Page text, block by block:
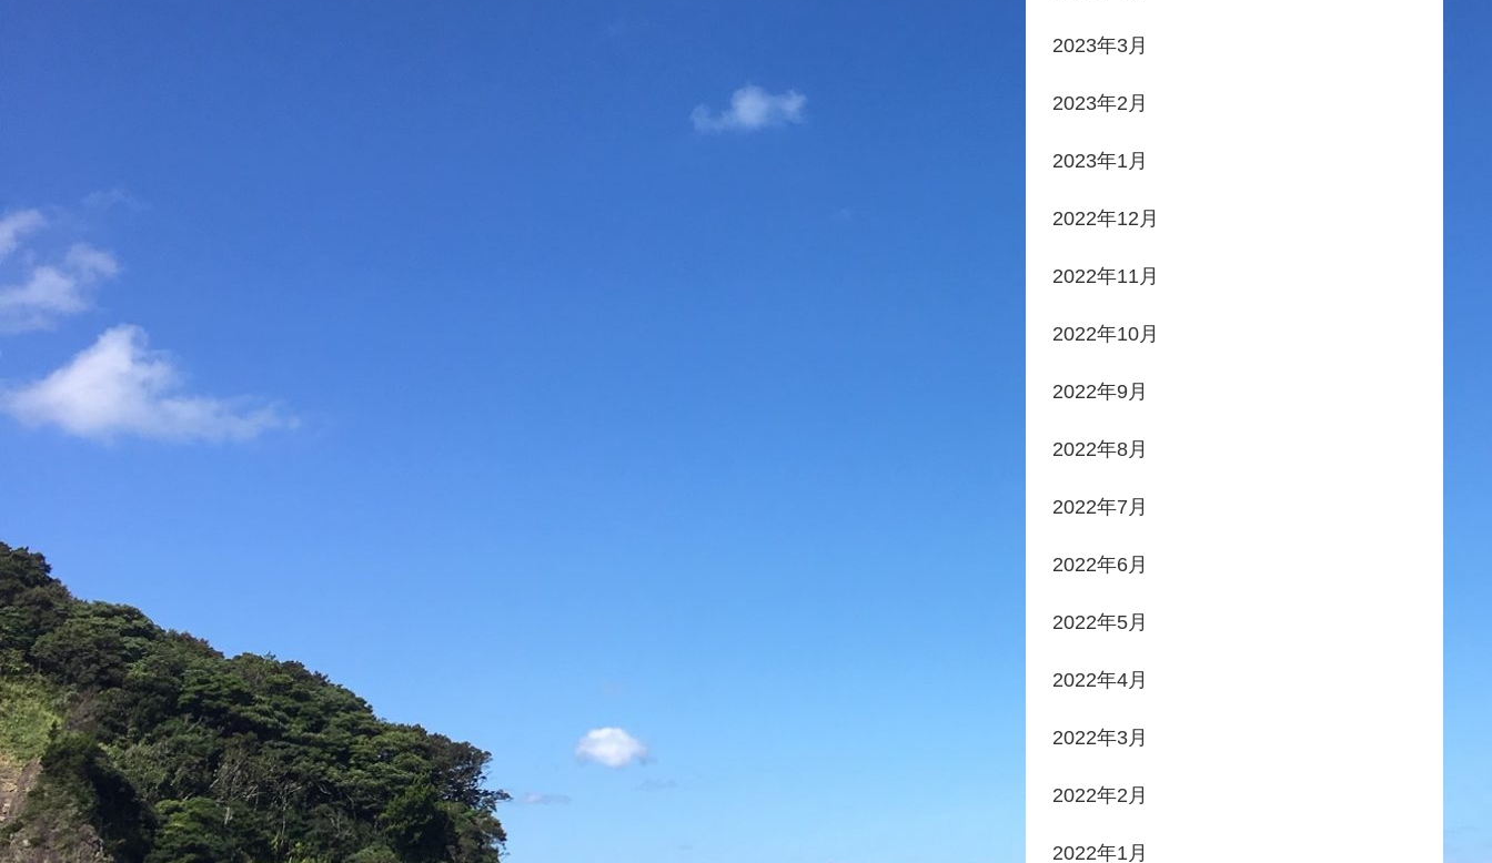
2023年3月
2023年2月
2023年1月
2022年12月
2022年11月
2022年10月
2022年9月
2022年8月
2022年7月
2022年6月
2022年5月
2022年4月
2022年3月
2022年2月
2022年1月